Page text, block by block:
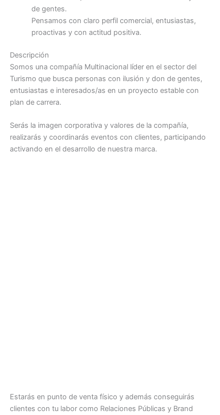
de gentes.
Pensamos con claro perfil comercial, entusiastas,
proactivas y con actitud positiva.
Descripción
Somos una compañía Multinacional líder en el sector del
Turismo que busca personas con ilusión y don de gentes,
entusiastas e interesados/as en un proyecto estable con
plan de carrera.
Serás la imagen corporativa y valores de la compañía,
realizarás y coordinarás eventos con clientes, participando
activando en el desarrollo de nuestra marca.
Estarás en punto de venta físico y además conseguirás
clientes con tu labor como Relaciones Públicas y Brand